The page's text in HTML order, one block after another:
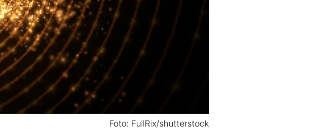
Foto: FullRix/shutterstock